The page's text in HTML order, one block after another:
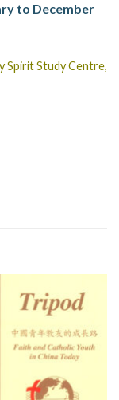
to December
Spirit Study Centre,